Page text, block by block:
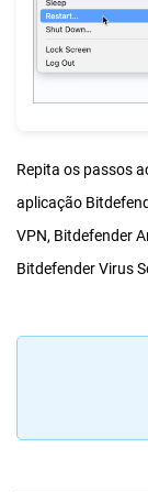
Repita os passos
aplicação
VPN, Bitdefender
Bitdefender Virus